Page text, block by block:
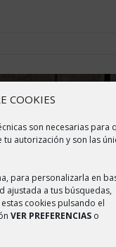
COOKIES
son necesarias para
autorización y son las
para personalizarla en
ajustada a tus búsquedas,
cookies pulsando el
VER PREFERENCIAS o